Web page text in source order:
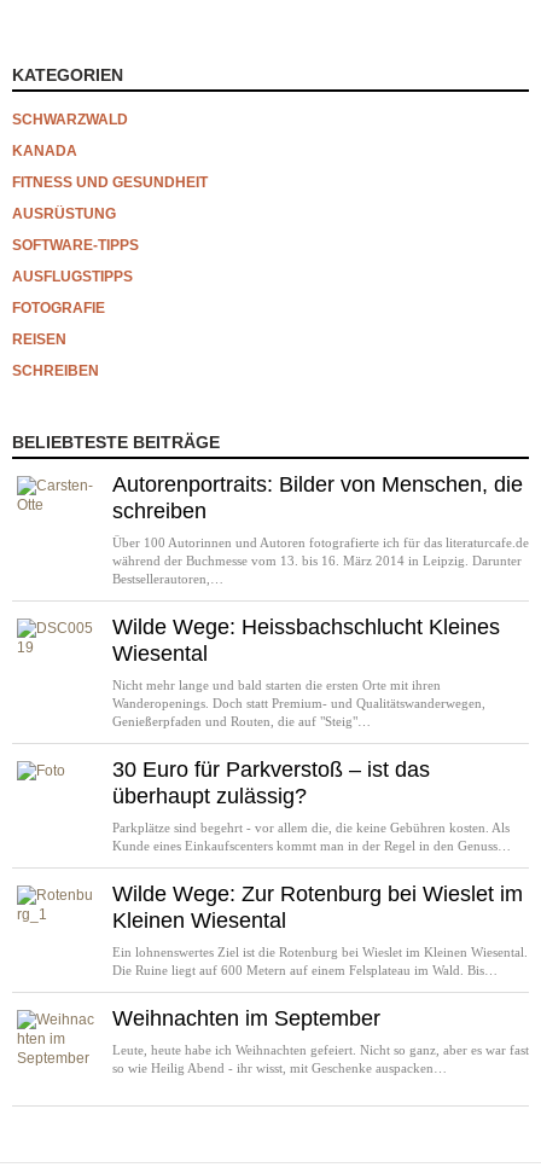
KATEGORIEN
SCHWARZWALD
KANADA
FITNESS UND GESUNDHEIT
AUSRÜSTUNG
SOFTWARE-TIPPS
AUSFLUGSTIPPS
FOTOGRAFIE
REISEN
SCHREIBEN
BELIEBTESTE BEITRÄGE
Autorenportraits: Bilder von Menschen, die
schreiben
Über 100 Autorinnen und Autoren fotografierte ich für das literaturcafe.de
während der Buchmesse vom 13. bis 16. März 2014 in Leipzig. Darunter
Bestsellerautoren,…
Wilde Wege: Heissbachschlucht Kleines
Wiesental
Nicht mehr lange und bald starten die ersten Orte mit ihren
Wanderopenings. Doch statt Premium- und Qualitätswanderwegen,
Genießerpfaden und Routen, die auf "Steig"…
30 Euro für Parkverstoß – ist das
überhaupt zulässig?
Parkplätze sind begehrt - vor allem die, die keine Gebühren kosten. Als
Kunde eines Einkaufscenters kommt man in der Regel in den Genuss…
Wilde Wege: Zur Rotenburg bei Wieslet im
Kleinen Wiesental
Ein lohnenswertes Ziel ist die Rotenburg bei Wieslet im Kleinen Wiesental.
Die Ruine liegt auf 600 Metern auf einem Felsplateau im Wald. Bis…
Weihnachten im September
Leute, heute habe ich Weihnachten gefeiert. Nicht so ganz, aber es war fast
so wie Heilig Abend - ihr wisst, mit Geschenke auspacken…